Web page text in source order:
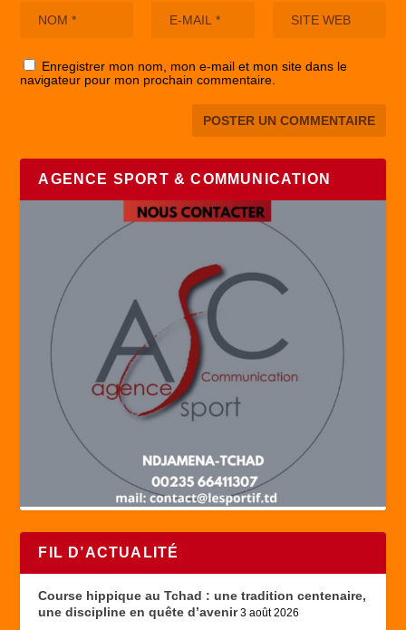
Enregistrer mon nom, mon e-mail et mon site dans le
navigateur pour mon prochain commentaire.
AGENCE SPORT & COMMUNICATION
FIL D’ACTUALITÉ
Course hippique au Tchad : une tradition centenaire,
une discipline en quête d’avenir 3 août 2026